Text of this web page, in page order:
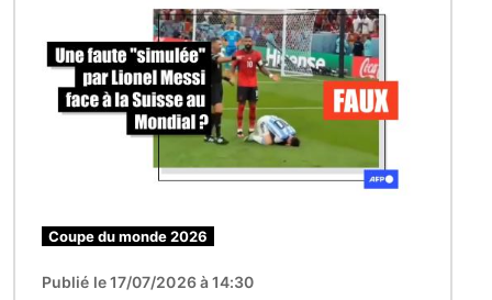
Coupe du monde 2026
Publié le 17/07/2026 à 14:30